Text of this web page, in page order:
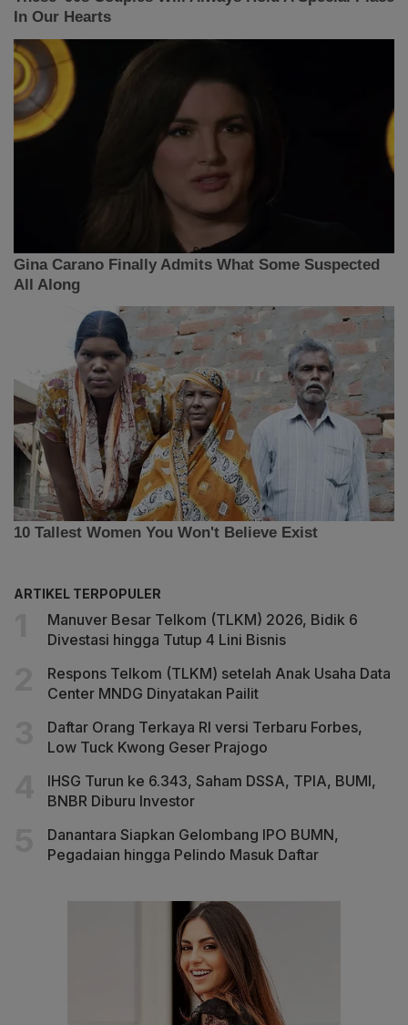
ARTIKEL TERPOPULER
Manuver Besar Telkom (TLKM) 2026, Bidik 6
Divestasi hingga Tutup 4 Lini Bisnis
Respons Telkom (TLKM) setelah Anak Usaha Data
Center MNDG Dinyatakan Pailit
Daftar Orang Terkaya RI versi Terbaru Forbes,
Low Tuck Kwong Geser Prajogo
IHSG Turun ke 6.343, Saham DSSA, TPIA, BUMI,
BNBR Diburu Investor
Danantara Siapkan Gelombang IPO BUMN,
Pegadaian hingga Pelindo Masuk Daftar